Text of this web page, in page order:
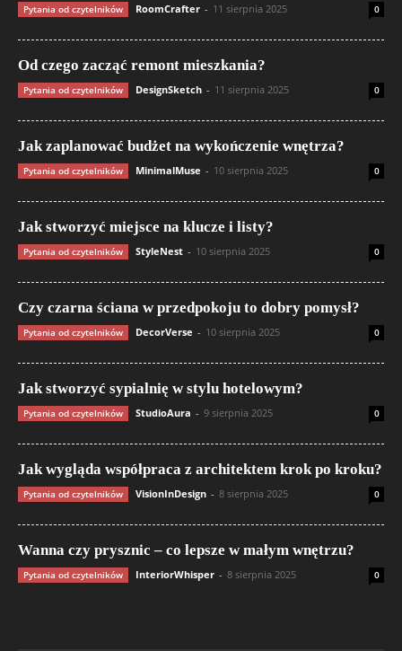
Pytania od czytelników RoomCrafter - 11 sierpnia 2025 0
Od czego zacząć remont mieszkania?
Pytania od czytelników DesignSketch - 11 sierpnia 2025 0
Jak zaplanować budżet na wykończenie wnętrza?
Pytania od czytelników MinimalMuse - 10 sierpnia 2025 0
Jak stworzyć miejsce na klucze i listy?
Pytania od czytelników StyleNest - 10 sierpnia 2025 0
Czy czarna ściana w przedpokoju to dobry pomysł?
Pytania od czytelników DecorVerse - 10 sierpnia 2025 0
Jak stworzyć sypialnię w stylu hotelowym?
Pytania od czytelników StudioAura - 9 sierpnia 2025 0
Jak wygląda współpraca z architektem krok po kroku?
Pytania od czytelników VisionInDesign - 8 sierpnia 2025 0
Wanna czy prysznic – co lepsze w małym wnętrzu?
Pytania od czytelników InteriorWhisper - 8 sierpnia 2025 0